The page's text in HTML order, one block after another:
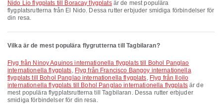
Nido Lio flygplats till Boracay flygplatsär de mest populära
flygplatsrutterna från El Nido. Dessa rutter erbjuder smidiga förbindelser för
din resa.
Vilka är de mest populära flygrutterna till Tagbilaran?
Flyg från Ninoy Aquinos internationella flygplats till Bohol Panglao
internationella flygplats, Flyg från Francisco Bangoy internationella
flygplats till Bohol Panglao internationella flygplats, Flyg från Iloilo
internationella flygplats till Bohol Panglao internationella flygplatsär de
mest populära flygplatsrutterna till Tagbilaran. Dessa rutter erbjuder
smidiga förbindelser för din resa.